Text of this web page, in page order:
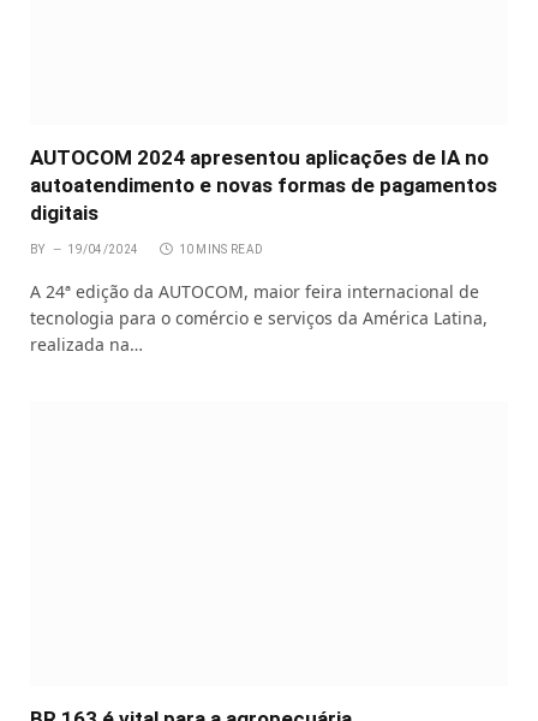
AUTOCOM 2024 apresentou aplicações de IA no
autoatendimento e novas formas de pagamentos
digitais
BY 19/04/2024 10 MINS READ
A 24ª edição da AUTOCOM, maior feira internacional de
tecnologia para o comércio e serviços da América Latina,
realizada na…